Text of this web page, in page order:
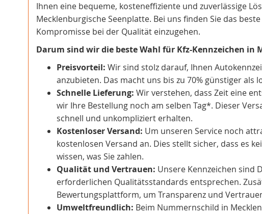
Ihnen eine bequeme, kosteneffiziente und zuverlässige
Mecklenburgische Seenplatte. Bei uns finden Sie das
Kompromisse bei der Qualität einzugehen.
Darum sind wir die beste Wahl für Kfz-Kennzeichen in
Preisvorteil: Wir sind stolz darauf, Ihnen
anzubieten. Das macht uns bis zu 70% günstiger als
Schnelle Lieferung: Wir verstehen, dass Zeit eine
wir Ihre Bestellung noch am selben Tag*. Dieser
schnell und unkompliziert erhalten.
Kostenloser Versand: Um unseren Service noch
kostenlosen Versand an. Dies stellt sicher, dass es
wissen, was Sie zahlen.
Qualität und Vertrauen: Unsere Kennzeichen sind
erforderlichen Qualitätsstandards entsprechen.
Bewertungsplattform, um Transparenz und
Umweltfreundlich: Beim Nummernschild in